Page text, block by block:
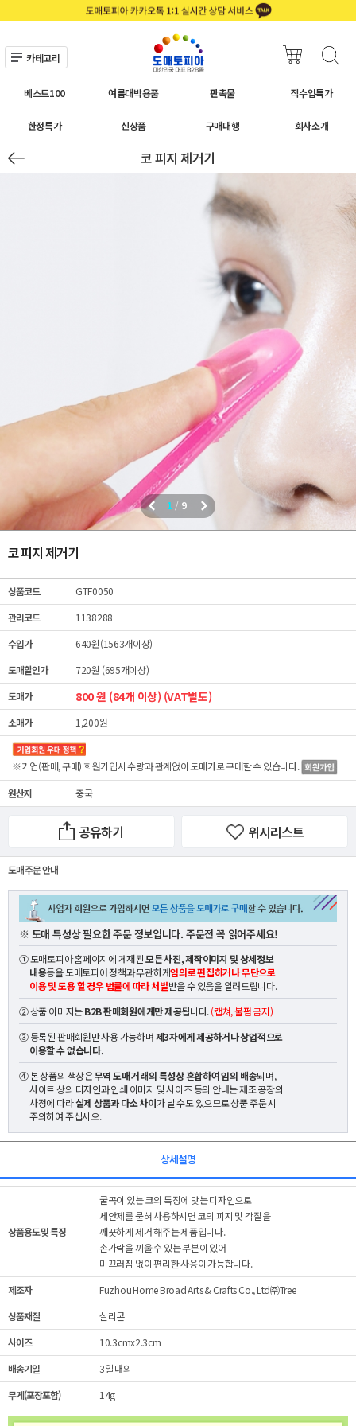
카테고리
베스트100 여름대박용품 판촉물 직수입특가
한정특가 신상품 구매대행 회사소개
코 피지 제거기
1 / 9
코 피지 제거기
상품코드
GTF0050
관리코드
1138288
수입가
640원(1563개이상)
도매할인가
720원 (695개이상)
도매가
800 원 (84개 이상) (VAT별도)
소매가 1,200원
※기업(판매, 구매) 회원가입시 수량과 관계없이도매가로 구매할 수 있습니다.
원산지 중국
공유하기 위시리스트
도매 주문 안내
※ 도매 특성상 필요한 주문 정보입니다. 주문전 꼭 읽어주세요!
① 도매토피아 홈페이지에 게재된모든 사진, 제작이미지 및 상세정보
내용등을 도매토피아 정책과 무관하게임의로 편집하거나 무단으로
이용 및 도용 할 경우 법률에 따라 처벌받을 수 있음을 알려드립니다.
② 상품 이미지는B2B 판매회원에게만 제공됩니다.(캡쳐, 불펌 금지)
③ 등록된 판매회원만 사용 가능하며제3자에게 제공하거나 상업적으로
이용할 수 없습니다.
④ 본 상품의 색상은무역 도매 거래의 특성상 혼합하여 임의 배송되며,
사이트 상의 디자인과 인쇄 이미지 및 사이즈 등의 안내는 제조 공장의
사정에 따라실제 상품과 다소 차이가 날 수도 있으므로 상품 주문 시
주의하여 주십시오.
상세설명
상품용도 및 특징
굴곡이 있는 코의 특징에 맞는 디자인으로
세안제를 묻혀 사용하시면 코의 피지 및 각질을
깨끗하게 제거 해주는 제품입니다.
손가락을 끼울 수 있는 부분이 있어
미끄러짐 없이 편리한 사용이 가능합니다.
제조자
Fuzhou Home Broad Arts & Crafts Co., Ltd㈜Tree
상품재질
실리콘
사이즈
10.3cmx2.3cm
배송기일
3일 내외
무게(포장포함)
14g